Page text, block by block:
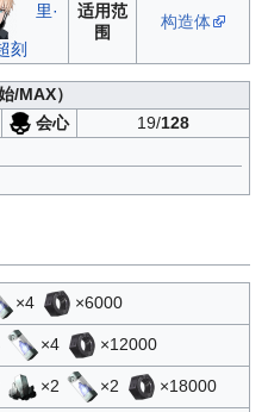
里·
刻
适用范
围
构造体
/MAX）
会心 19/128
×4 ×6000
×4 ×12000
×2 ×2 ×18000